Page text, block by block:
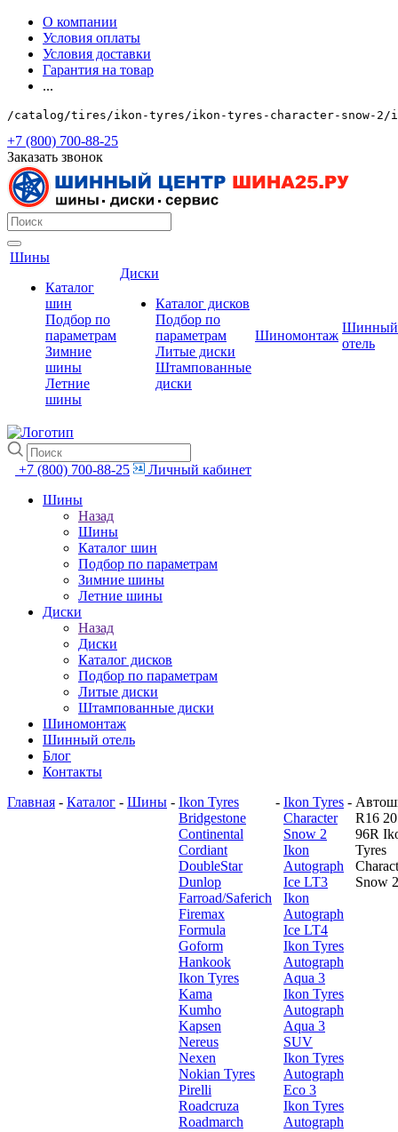
О компании
Условия оплаты
Условия доставки
Гарантия на товар
...
/catalog/tires/ikon-tyres/ikon-tyres-character-snow-2/
+7 (800) 700-88-25
Заказать звонок
Шины
Каталог
шин
Подбор по
параметрам
Зимние
шины
Летние
шины
Диски
Каталог дисков
Подбор по
параметрам
Литые диски
Штампованные
диски
Шиномонтаж
Шинный
отель
+7 (800) 700-88-25
Личный кабинет
Шины
Назад
Шины
Каталог шин
Подбор по параметрам
Зимние шины
Летние шины
Диски
Назад
Диски
Каталог дисков
Подбор по параметрам
Литые диски
Штампованные диски
Шиномонтаж
Шинный отель
Блог
Контакты
Главная - Каталог - Шины - Ikon Tyres
Bridgestone
Continental
Cordiant
DoubleStar
Dunlop
Farroad/Saferich
Firemax
Formula
Goform
Hankook
Ikon Tyres
Kama
Kumho
Kapsen
Nereus
Nexen
Nokian Tyres
Pirelli
Roadcruza
Roadmarch
- Ikon Tyres
Character
Snow 2
Ikon
Autograph
Ice LT3
Ikon
Autograph
Ice LT4
Ikon Tyres
Autograph
Aqua 3
Ikon Tyres
Autograph
Aqua 3
SUV
Ikon Tyres
Autograph
Eco 3
Ikon Tyres
Autograph
-
R16
96R
Tyres
Snow